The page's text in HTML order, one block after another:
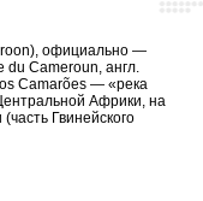
официально —
du Cameroun, англ.
Camarões — «река
Африки, на
Гвинейского